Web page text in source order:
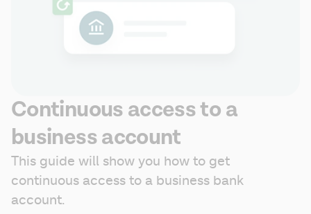
Continuous access to a
business account
This guide will show you how to get
continuous access to a business bank
account.